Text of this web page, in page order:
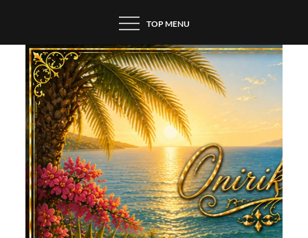
content
TOP MENU